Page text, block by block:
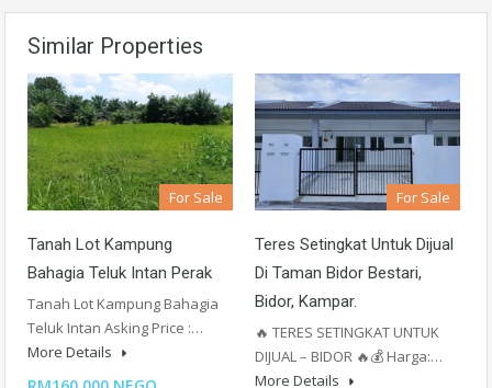
Similar Properties
For Sale
Tanah Lot Kampung
Bahagia Teluk Intan Perak
Tanah Lot Kampung Bahagia
Teluk Intan Asking Price :…
More Details
For Sale
Teres Setingkat Untuk Dijual
Di Taman Bidor Bestari,
Bidor, Kampar.
🔥 TERES SETINGKAT UNTUK
DIJUAL – BIDOR 🔥💰 Harga:…
More Details